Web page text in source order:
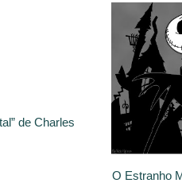
de Charles
O Estranho